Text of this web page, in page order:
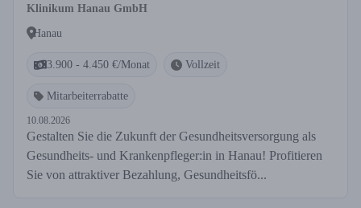
heute Ihre Zukunft!
Klinikum Hanau GmbH
Hanau
3.900 - 4.450 €/Monat Vollzeit
Mitarbeiterrabatte
10.08.2026
Gestalten Sie die Zukunft der Gesundheitsversorgung als
Gesundheits- und Krankenpfleger:in in Hanau! Profitieren
Sie von attraktiver Bezahlung, Gesundheitsfö...